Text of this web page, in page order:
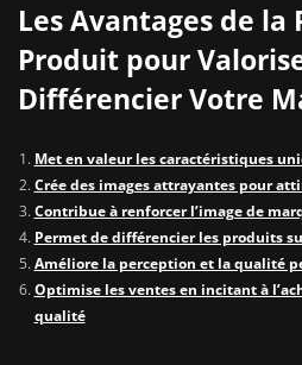
Les Avantages de la
Produit pour
Différencier Votre
Met en valeur les caractéristiques
Crée des images attrayantes pour
Contribue à renforcer l’image de
Permet de différencier les produits
Améliore la perception et la qualité
Optimise les ventes en incitant à
qualité